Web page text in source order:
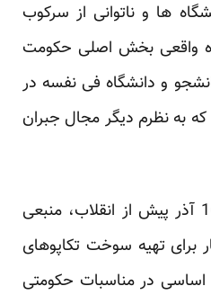
ها و ناتوانی از سرکوب
واقعی بخش اصلی حکومت
و دانشگاه فی نفسه در
به نظرم دیگر مجال جبران
به نظر من 18 تیر چون 16 آذر پیش از انقلاب، منبعی
برای تهیه سوخت تکاپوهای
در مناسبات حکومتی